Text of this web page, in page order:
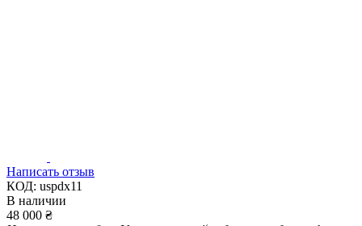
Написать отзыв
КОД: uspdx11
В наличии
48 000 ₴